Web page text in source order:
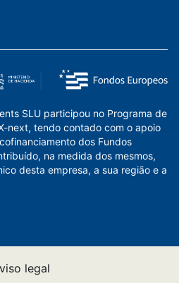
SLU participou no Programa de
next, tendo contado com o apoio
dos Fundos
na medida dos mesmos,
desta empresa, a sua região e a
legal